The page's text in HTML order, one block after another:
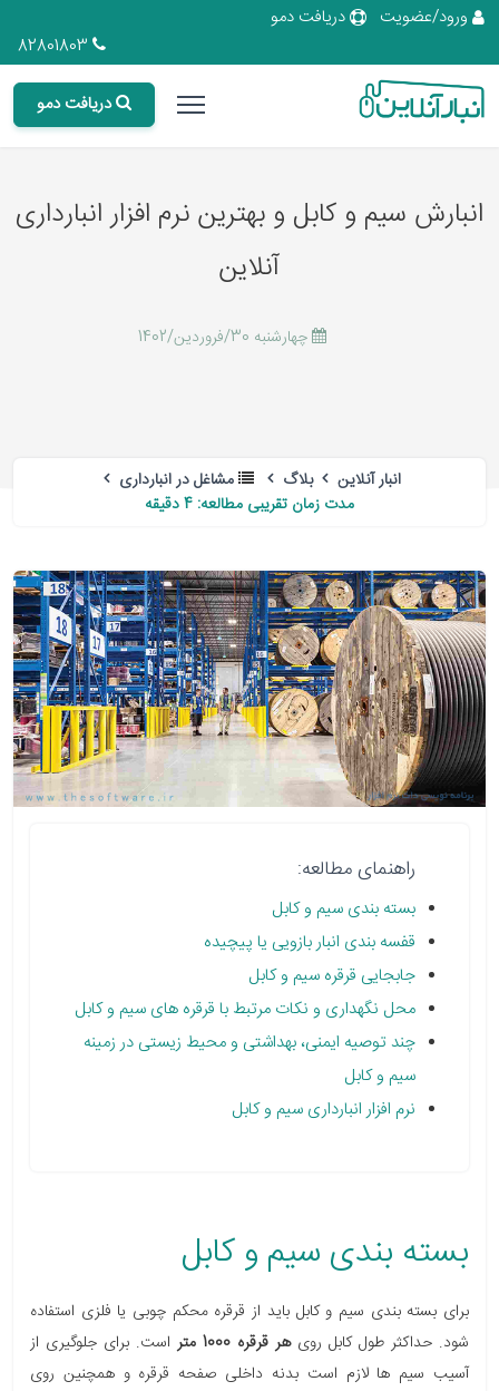
ورود/عضویت
دریافت دمو
دریافت دمو
انبارش سیم و کابل و بهترین نرم افزار انبارداری
آنلاین
چهارشنبه 30/فروردین/1402
انبار آنلاین بلاگ
مشاغل در انبارداری
مدت زمان تقریبی مطالعه: 4 دقیقه
راهنمای مطالعه:
بسته بندی سیم و کابل
قفسه بندی انبار بازویی یا پیچیده
جابجایی قرقره سیم و کابل
محل نگهداری و نکات مرتبط با قرقره های سیم و کابل
چند توصیه ایمنی، بهداشتی و محیط زیستی در زمینه
سیم و کابل
نرم افزار انبارداری سیم و کابل
بسته بندی سیم و کابل
برای بسته بندی سیم و کابل باید از قرقره محکم چوبی یا فلزی استفاده
شود. حداکثر طول کابل رویهر قرقره 1000 متر
است. برای جلوگیری از
آسیب سیم ها لازم است بدنه داخلی صفحه قرقره و همچنین روی